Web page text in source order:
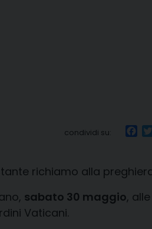
condividi su:
richiamo alla
sabato 30 maggio, alle
Vaticani.